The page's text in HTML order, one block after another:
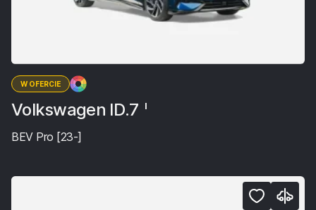
W OFERCIE
Volkswagen ID.7 I
BEV Pro [23-]